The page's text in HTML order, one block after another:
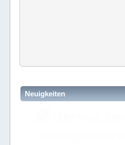
Neuigkeiten